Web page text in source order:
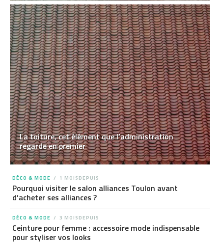
La toiture, cet élément que l’administration
regarde en premier
DÉCO & MODE 1 MOISDEPUIS
Pourquoi visiter le salon alliances Toulon avant
d’acheter ses alliances ?
DÉCO & MODE 3 MOISDEPUIS
Ceinture pour femme : accessoire mode indispensable
pour styliser vos looks